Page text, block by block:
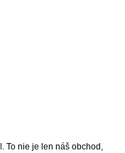
To nie je len náš obchod,